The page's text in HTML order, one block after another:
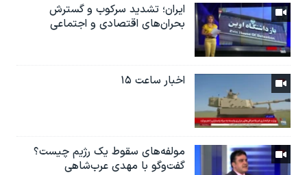
ایران؛ تشدید سرکوب و گسترش
بحران‌های اقتصادی و اجتماعی
اخبار ساعت ۱۵
مولفه‌های سقوط یک رژیم چیست؟
گفت‌وگو با مهدی عرب‌شاهی